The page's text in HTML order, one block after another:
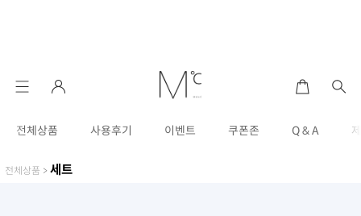
전체상품 사용후기 이벤트 쿠폰존 Q & A
전체상품 > 세트